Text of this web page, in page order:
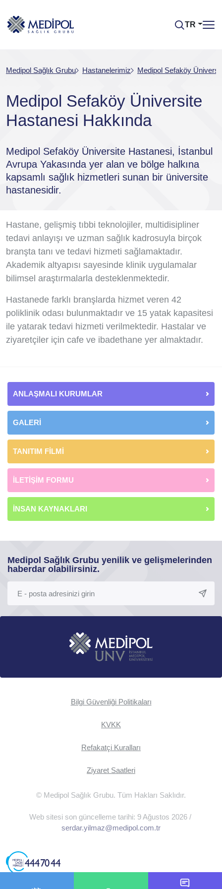
TR
Medipol Sağlık Grubu Hastanelerimiz Medipol Sefaköy
Medipol Sefaköy Üniversite
Hastanesi Hakkında
Medipol Sefaköy Üniversite Hastanesi, İstanbul
Avrupa Yakasında yer alan ve bölge halkına
kapsamlı sağlık hizmetleri sunan bir üniversite
hastanesidir.
Hastane, gelişmiş tıbbi teknolojiler, multidisipliner
tedavi anlayışı ve uzman sağlık kadrosuyla birçok
branşta tanı ve tedavi hizmeti sağlamaktadır.
Akademik altyapısı sayesinde klinik uygulamalar
bilimsel araştırmalarla desteklenmektedir.
Hastanede farklı branşlarda hizmet veren 42
poliklinik odası bulunmaktadır ve 15 yatak kapasitesi
ile yatarak tedavi hizmeti verilmektedir. Hastalar ve
ziyaretçiler için cafe ve ibadethane yer almaktadır.
ANLAŞMALI KURUMLAR
GALERİ
TANITIM FİLMİ
İLETİŞİM FORMU
İNSAN KAYNAKLARI
Medipol Sağlık Grubu yenilik ve gelişmelerinden
haberdar olabilirsiniz.
Bilgi Güvenliği Politikaları
KVKK
Refakatçi Kuralları
Ziyaret Saatleri
© Medipol Sağlık Grubu. Tüm Hakları Saklıdır.
Web sitesi son güncelleme tarihi: 9 Ağustos 2026 /
serdar.yilmaz@medipol.com.tr